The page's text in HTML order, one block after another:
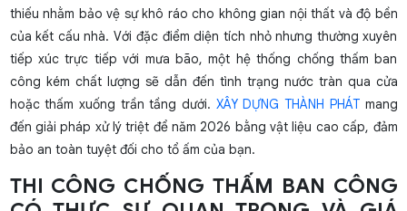
thiếu nhằm bảo vệ sự khô ráo cho không gian nội thất và độ bền
của kết cấu nhà. Với đặc điểm diện tích nhỏ nhưng thường xuyên
tiếp xúc trực tiếp với mưa bão, một hệ thống chống thấm ban
công kém chất lượng sẽ dẫn đến tình trạng nước tràn qua cửa
hoặc thấm xuống trần tầng dưới. XÂY DỰNG THÀNH PHÁTmang
đến giải pháp xử lý triệt để năm 2026 bằng vật liệu cao cấp, đảm
bảo an toàn tuyệt đối cho tổ ấm của bạn.
THI CÔNG CHỐNG THẤM BAN CÔNG